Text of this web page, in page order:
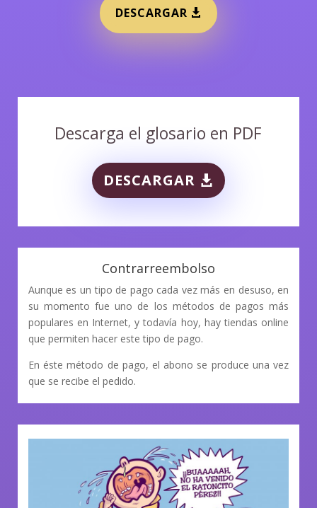
DESCARGAR
Descarga el glosario en PDF
DESCARGAR
Contrarreembolso
Aunque es un tipo de pago cada vez más en desuso, en
su momento fue uno de los métodos de pagos más
populares en Internet, y todavía hoy, hay tiendas online
que permiten hacer este tipo de pago.
En éste método de pago, el abono se produce una vez
que se recibe el pedido.